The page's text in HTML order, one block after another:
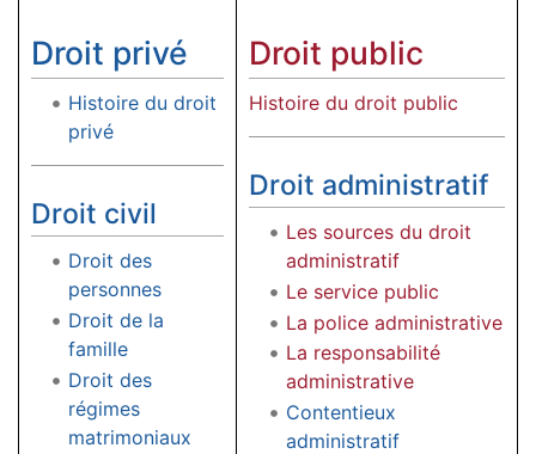
Droit privé
Histoire du droit
privé
Droit civil
Droit des
personnes
Droit de la
famille
Droit des
régimes
matrimoniaux
Droit public
Histoire du droit public
Droit administratif
Les sources du droit
administratif
Le service public
La police administrative
La responsabilité
administrative
Contentieux
administratif